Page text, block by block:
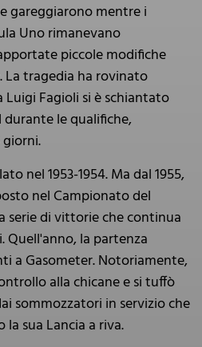
gareggiarono mentre i
Uno rimanevano
piccole modifiche
La tragedia ha rovinato
Fagioli si è schiantato
le qualifiche,
nel 1953-1954. Ma dal 1955,
nel Campionato del
serie di vittorie che continua
la partenza
a Gasometer. Notoriamente,
alla chicane e si tuffò
sommozzatori in servizio che
sua Lancia a riva.